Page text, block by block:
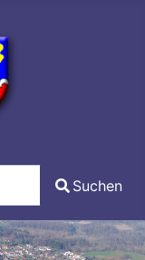
for results.
Suchen